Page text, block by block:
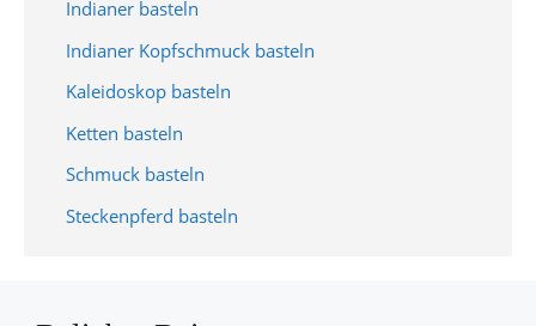
Indianer basteln
Indianer Kopfschmuck basteln
Kaleidoskop basteln
Ketten basteln
Schmuck basteln
Steckenpferd basteln